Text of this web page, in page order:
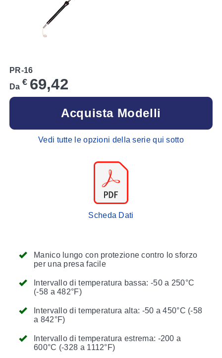
Manico lungo con protezione contro lo sforzo
per una presa facile
Intervallo di temperatura bassa: -50 a 250°C
(-58 a 482°F)
Intervallo di temperatura alta: -50 a 450°C (-58
a 842°F)
Intervallo di temperatura estrema: -200 a
600°C (-328 a 1112°F)
PR-16
Da € 69,42
Acquista Modelli
Vedi tutte le opzioni della serie qui sotto
Scheda Dati